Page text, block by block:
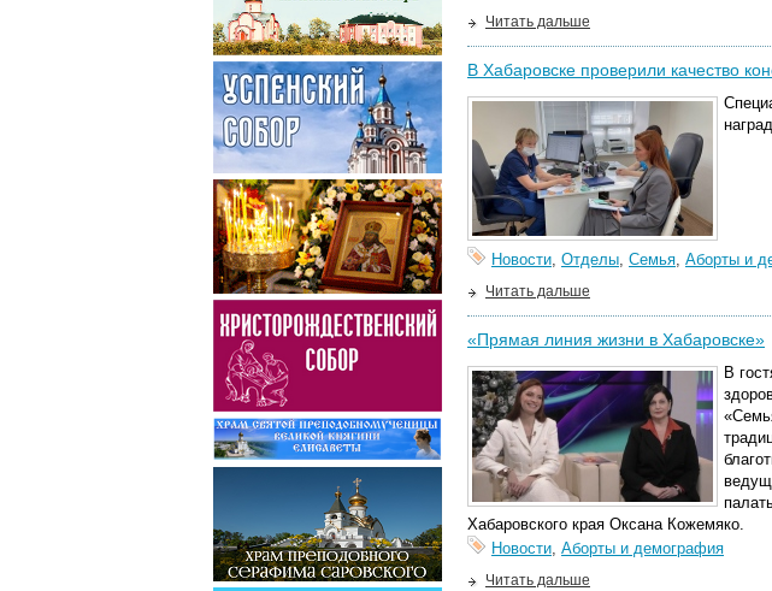
Читать дальше
В Хабаровске проверили качество
Новости, Отделы, Семья, Аборты и
Читать дальше
«Прямая линия жизни в Хабаровске»
В
Хабаровского края Оксана Кожемяко.
Новости, Аборты и демография
Читать дальше